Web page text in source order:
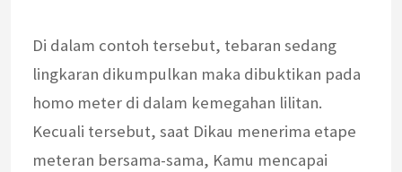
Di dalam contoh tersebut, tebaran sedang
lingkaran dikumpulkan maka dibuktikan pada
homo meter di dalam kemegahan lilitan.
Kecuali tersebut, saat Dikau menerima etape
meteran bersama-sama, Kamu mencapai